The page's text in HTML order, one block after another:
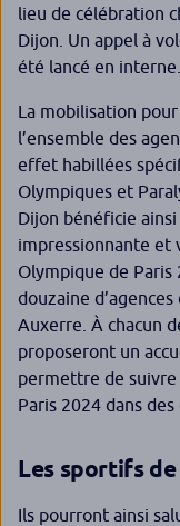
lieu de célébration
Dijon. Un appel à
été lancé en interne.
La mobilisation
l’ensemble des
effet habillées
Olympiques et
Dijon bénéficie
impressionnante et
Olympique de Paris
douzaine
Auxerre. À chacun
proposeront un
permettre de suivre
Paris 2024 dans
Les sportifs de
Ils pourront ainsi